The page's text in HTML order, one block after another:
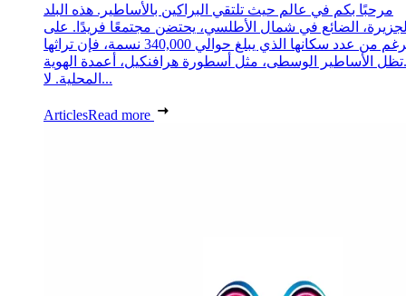
مرحبًا بكم في عالم حيث تلتقي البراكين بالأساطير. هذه البلد
الضائع في شمال الأطلسي، يحتضن مجتمعًا فريدًا. على
الرغم من عدد سكانها الذي يبلغ حوالي 340,000 نسمة، فإن تراثها
الأساطير الوسطى، مثل أسطورة هرافنكيل، أعمدة الهوية
المحلية. لا...
ArticlesRead more